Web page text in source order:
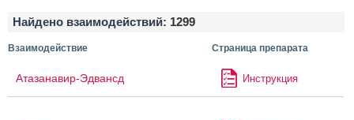
Найдено взаимодействий: 1299
Взаимодействие Страница препарата
Атазанавир-Эдвансд Инструкция